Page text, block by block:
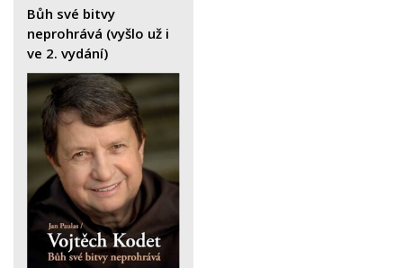
Bůh své bitvy
neprohrává (vyšlo už i
ve 2. vydání)